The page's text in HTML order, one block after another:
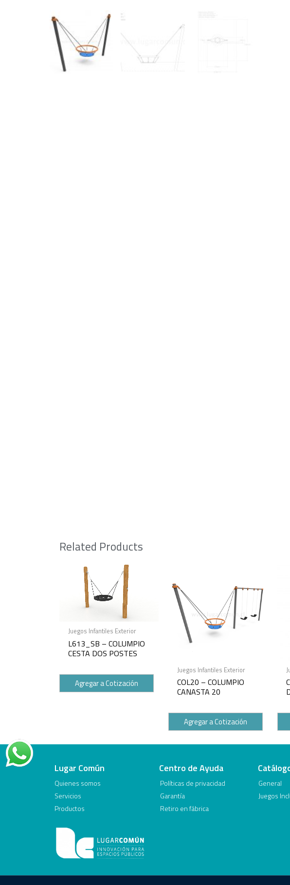
Related Products
Juegos Infantiles Exterior
L613_SB – COLUMPIO
CESTA DOS POSTES
Agregar a Cotización
Juegos Infantiles Exterior
COL20 – COLUMPIO
CANASTA 20
Agregar a Cotización
Lugar Común
Quienes somos
Servicios
Productos
Centro de Ayuda
Políticas de privacidad
Garantía
Retiro en fábrica
General
Juegos